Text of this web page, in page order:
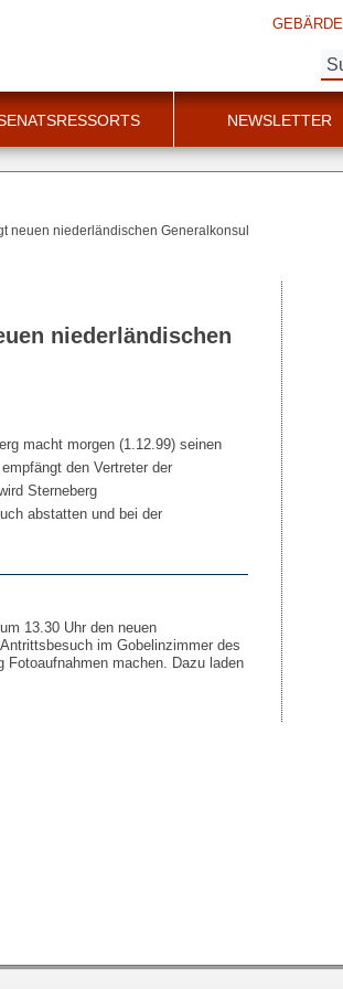
NEWSLETTER
neuen niederländischen Generalkonsul
niederländischen
macht morgen (1.12.99) seinen
den Vertreter der
Sterneberg
abstatten und bei der
13.30 Uhr den neuen
im Gobelinzimmer des
Fotoaufnahmen machen. Dazu laden